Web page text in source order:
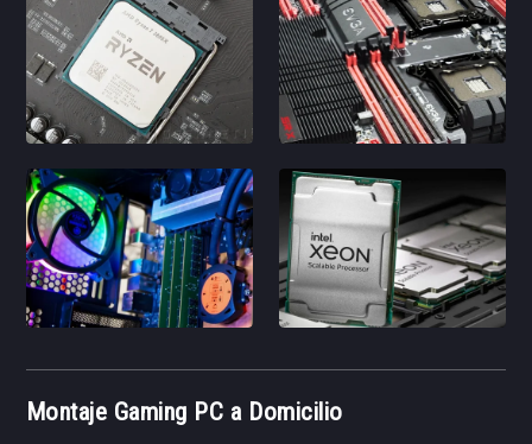
Montaje Gaming PC a Domicilio